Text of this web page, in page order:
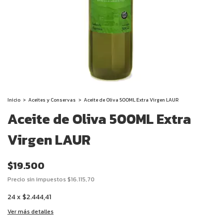
Inicio > Aceites y Conservas > Aceite de Oliva 500ML Extra Virgen LAUR
Aceite de Oliva 500ML Extra
Virgen LAUR
$19.500
Precio sin impuestos$16.115,70
24x $2.444,41
Ver más detalles